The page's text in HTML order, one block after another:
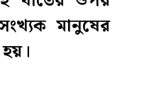
মানুষের